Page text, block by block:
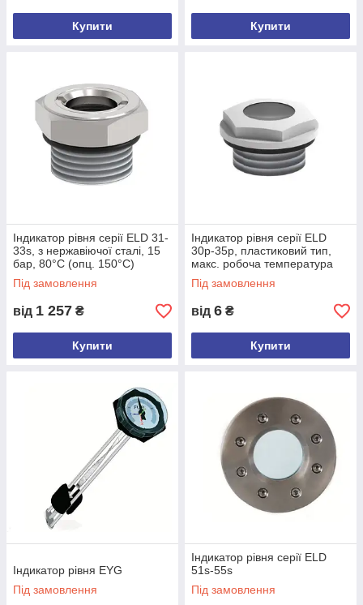
Купити Купити
Індикатор рівня серії ELD 31-
33s, з нержавіючої сталі, 15
бар, 80°C (опц. 150°C)
Під замовлення
від 1 257 ₴
Купити
Індикатор рівня серії ELD
30p-35p, пластиковий тип,
макс. робоча температура
60°C
Під замовлення
від 6 ₴
Купити
Індикатор рівня EYG
Під замовлення
Індикатор рівня серії ELD
51s-55s
Під замовлення